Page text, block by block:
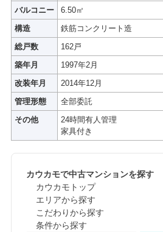
バルコニー
6.50㎡
構造
鉄筋コンクリート造
総戸数
162戸
築年月
1997年2月
改装年月
2014年12月
管理形態
全部委託
その他
24時間有人管理
家具付き
カウカモで中古マンションを探す
カウカモトップ
エリアから探す
こだわりから探す
条件から探す